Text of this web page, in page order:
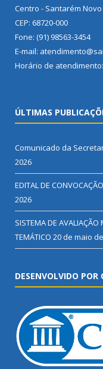
Centro - Santarém Novo
CEP: 68720-000
Fone: (91) 98563-3454
E-mail:
Horário de atendimento:
ÚLTIMAS
Comunicado da
2026
EDITAL DE
2026
SISTEMA DE
TEMÁTICO 20 de maio
DESENVOLVIDO POR